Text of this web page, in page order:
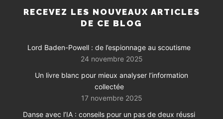
RECEVEZ LES NOUVEAUX ARTICLES
DE CE BLOG
Lord Baden-Powell : de l’espionnage au scoutisme
24 novembre 2025
Un livre blanc pour mieux analyser l’information
collectée
17 novembre 2025
Danse avec l’IA : conseils pour un pas de deux réussi